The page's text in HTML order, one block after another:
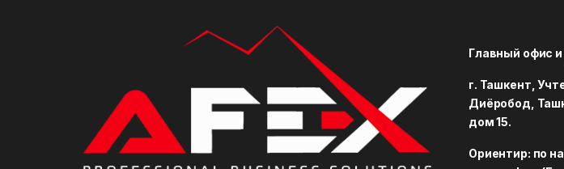
Главный офис
г. Ташкент,
Диёробод,
дом 15.
Ориентир: по